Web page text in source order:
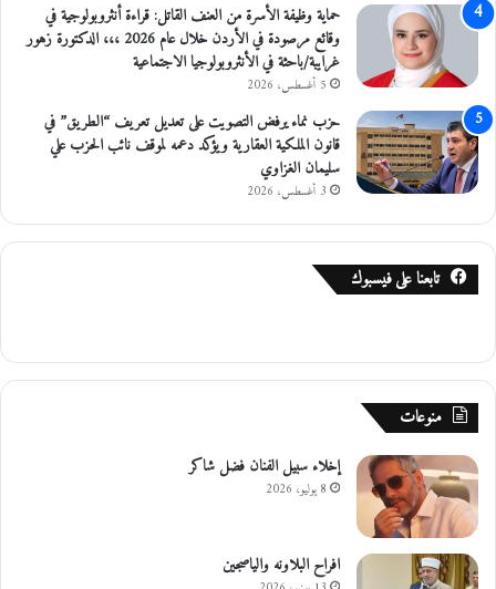
حماية وظيفة الأسرة من العنف القاتل: قراءة أنثروبولوجية في
وقائع مرصودة في الأردن خلال عام 2026 ،،، الدكتورة زهور
غرايبة/باحثة في الأنثروبولوجيا الاجتماعية
5 أغسطس، 2026
حزب نماء يرفض التصويت على تعديل تعريف “الطريق” في
قانون الملكية العقارية ويؤكد دعمه لموقف نائب الحزب علي
سليمان الغزاوي
3 أغسطس، 2026
تابعنا على فيسبوك
منوعات
إخلاء سبيل الفنان فضل شاكر
8 يوليو، 2026
افراح البلاونه والياصجين